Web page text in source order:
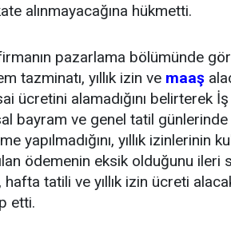
alınmayacağına hükmetti.
pazarlama bölümünde
tazminatı, yıllık izin ve maaş
ücretini alamadığını belirterek
bayram ve genel tatil günlerinde
yapılmadığını, yıllık izinlerinin
ödemenin eksik olduğunu ileri
hafta tatili ve yıllık izin ücreti
etti.